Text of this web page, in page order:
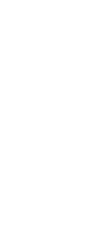
Das Gebäude, in
schöne, originale
an dem man sich
der Service
das